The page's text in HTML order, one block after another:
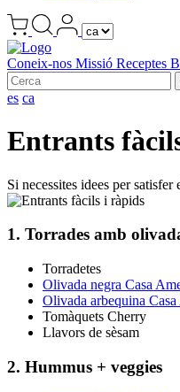
Coneix-nos Missió Receptes
es ca
Entrants
Si necessites idees per
1. Torrades amb
Torradetes
Olivada negra Casa
Olivada arbequina
Tomàquets Cherry
Llavors de sèsam
2. Hummus + veggies